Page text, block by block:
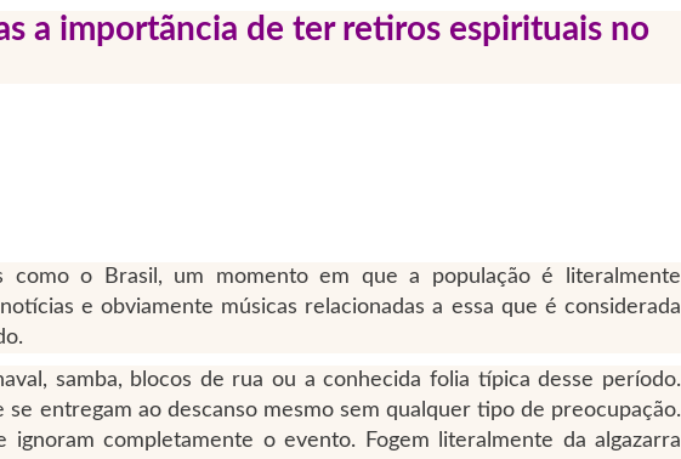
a importãncia de ter retiros espirituais no
como o Brasil, um momento em que a população é literalmente
e obviamente músicas relacionadas a essa que é considerada
samba, blocos de rua ou a conhecida folia típica desse período.
entregam ao descanso mesmo sem qualquer tipo de preocupação.
completamente o evento. Fogem literalmente da algazarra